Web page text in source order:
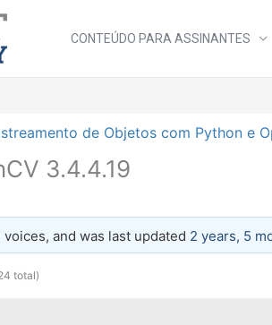
CONTEÚDO PARA ASSINANTES
de Objetos com Python e
3.4.4.19
and was last updated 2 years, 5
total)